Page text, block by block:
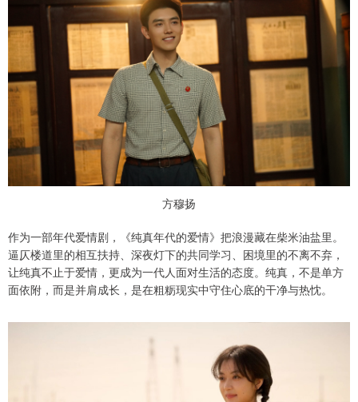
方穆扬
作为一部年代爱情剧，《纯真年代的爱情》把浪漫藏在柴米油盐里。
逼仄楼道里的相互扶持、深夜灯下的共同学习、困境里的不离不弃，
让纯真不止于爱情，更成为一代人面对生活的态度。纯真，不是单方
面依附，而是并肩成长，是在粗粝现实中守住心底的干净与热忱。